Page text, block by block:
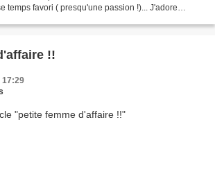
temps favori ( presqu'une passion !)... J'adore
!!
17:29